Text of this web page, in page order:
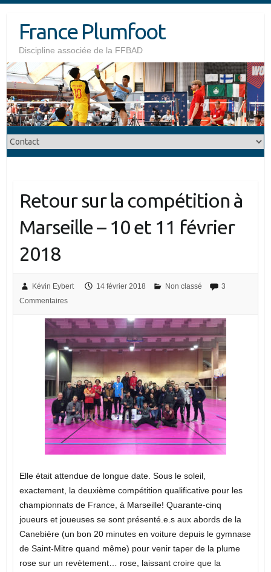
contentFrance Plumfoot
Discipline associée de la FFBAD
Retour sur la compétition à
Marseille – 10 et 11 février
2018
Kévin Eybert 14 février 2018 Non classé
3
Commentaires
Elle était attendue de longue date. Sous le soleil,
exactement, la deuxième compétition qualificative pour les
championnats de France, à Marseille! Quarante-cinq
joueurs et joueuses se sont présenté.e.s aux abords de la
Canebière (un bon 20 minutes en voiture depuis le gymnase
de Saint-Mitre quand même) pour venir taper de la plume
rose sur un revètement… rose, laissant croire que la